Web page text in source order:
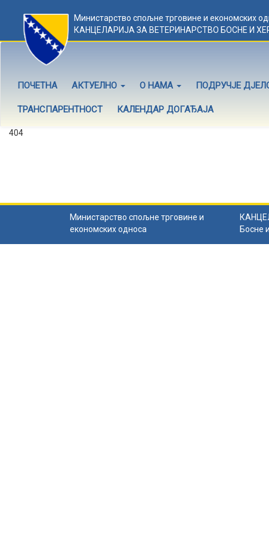
Министарство спољне трговине и економских
КАНЦЕЛАРИЈА ЗА ВЕТЕРИНАРСТВО БОСНЕ И
ПОЧЕТНА АКТУЕЛНО О НАМА ПОДРУЧЈЕ
ТРАНСПАРЕНТНОСТ КАЛЕНДАР ДОГАЂАЈА
404
Министарство спољне трговине и
економских односа
Босне